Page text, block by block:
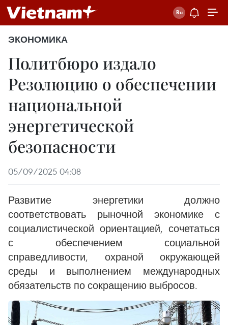
ЭКОНОМИКА
Политбюро издало
Резолюцию о обеспечении
национальной
энергетической
безопасности
05/09/2025 04:08
Развитие энергетики должно
соответствовать рыночной экономике с
социалистической ориентацией, сочетаться
с обеспечением социальной
справедливости, охраной окружающей
среды и выполнением международных
обязательств по сокращению выбросов.